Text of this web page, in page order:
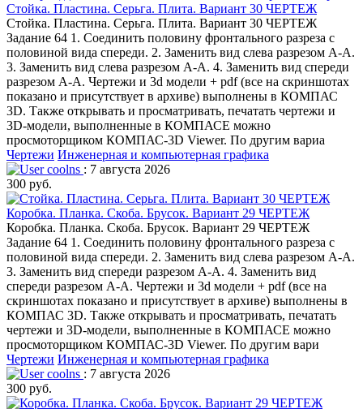
Стойка. Пластина. Серьга. Плита. Вариант 30 ЧЕРТЕЖ
Стойка. Пластина. Серьга. Плита. Вариант 30 ЧЕРТЕЖ
Задание 64 1. Соединить половину фронтального разреза с
половиной вида спереди. 2. Заменить вид слева разрезом А-А.
3. Заменить вид слева разрезом А-А. 4. Заменить вид спереди
разрезом А-А. Чертежи и 3d модели + pdf (все на скриншотах
показано и присутствует в архиве) выполнены в КОМПАС
3D. Также открывать и просматривать, печатать чертежи и
3D-модели, выполненные в КОМПАСЕ можно
просмоторщиком КОМПАС-3D Viewer. По другим вариа
Чертежи Инженерная и компьютерная графика
coolns : 7 августа 2026
300 руб.
Коробка. Планка. Скоба. Брусок. Вариант 29 ЧЕРТЕЖ
Коробка. Планка. Скоба. Брусок. Вариант 29 ЧЕРТЕЖ
Задание 64 1. Соединить половину фронтального разреза с
половиной вида спереди. 2. Заменить вид слева разрезом А-А.
3. Заменить вид спереди разрезом А-А. 4. Заменить вид
спереди разрезом А-А. Чертежи и 3d модели + pdf (все на
скриншотах показано и присутствует в архиве) выполнены в
КОМПАС 3D. Также открывать и просматривать, печатать
чертежи и 3D-модели, выполненные в КОМПАСЕ можно
просмоторщиком КОМПАС-3D Viewer. По другим вари
Чертежи Инженерная и компьютерная графика
coolns : 7 августа 2026
300 руб.